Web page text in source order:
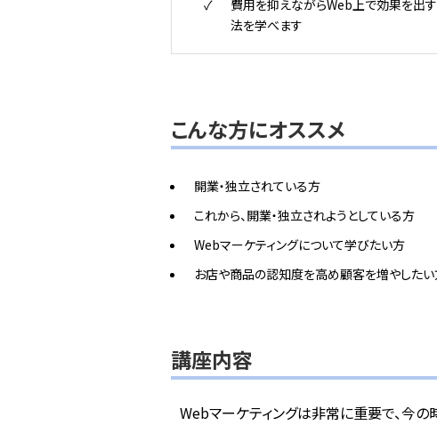
費用を抑えながらWeb上で効果を出
法を学べます
こんな方にオススメ
開業・独立されている方
これから、開業・独立されようとしている方
Webマーケティングについて学びたい方
お店や商品の認知度を高め顧客を増やした
講座内容
Webマーケティングは非常に重要で、今